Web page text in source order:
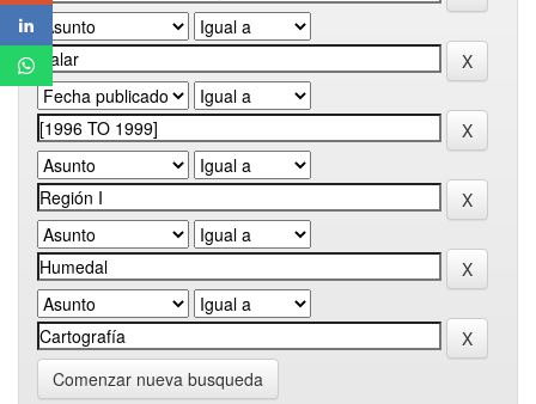
Comenzar nueva busqueda